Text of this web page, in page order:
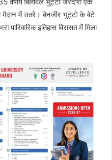
मैदान में उतरे। बेनजीर भुट्टो के बेटे
पारिवारिक इतिहास विरासत में मिला